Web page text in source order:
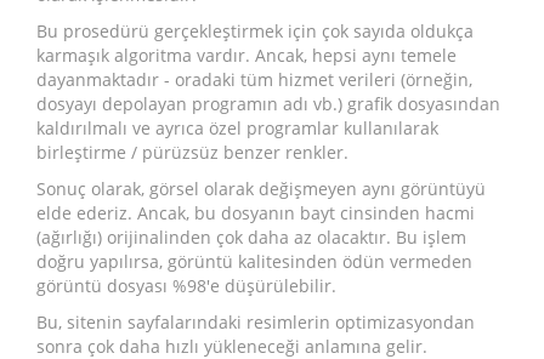
Bu prosedürü gerçekleştirmek için çok sayıda oldukça
karmaşık algoritma vardır. Ancak, hepsi aynı temele
dayanmaktadır - oradaki tüm hizmet verileri (örneğin,
dosyayı depolayan programın adı vb.) grafik dosyasından
kaldırılmalı ve ayrıca özel programlar kullanılarak
birleştirme / pürüzsüz benzer renkler.
Sonuç olarak, görsel olarak değişmeyen aynı görüntüyü
elde ederiz. Ancak, bu dosyanın bayt cinsinden hacmi
(ağırlığı) orijinalinden çok daha az olacaktır. Bu işlem
doğru yapılırsa, görüntü kalitesinden ödün vermeden
görüntü dosyası %98'e düşürülebilir.
Bu, sitenin sayfalarındaki resimlerin optimizasyondan
sonra çok daha hızlı yükleneceği anlamına gelir.